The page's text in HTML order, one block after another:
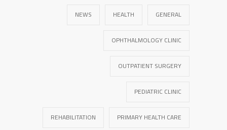
GENERAL
HEALTH
NEWS
OPHTHALMOLOGY CLINIC
OUTPATIENT SURGERY
PEDIATRIC CLINIC
PRIMARY HEALTH CARE
REHABILITATION